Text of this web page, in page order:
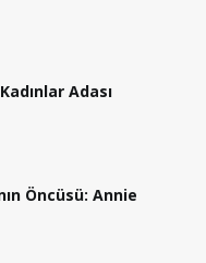
Adası
Öncüsü: Annie